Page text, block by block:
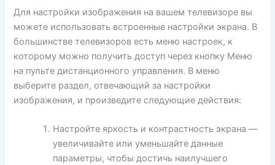
Для настройки изображения на вашем телевизоре вы
можете использовать встроенные настройки экрана. В
большинстве телевизоров есть меню настроек, к
которому можно получить доступ через кнопку Меню
на пульте дистанционного управления. В меню
выберите раздел, отвечающий за настройки
изображения, и произведите следующие действия:
Настройте яркость и контрастность экрана —
увеличивайте или уменьшайте данные
параметры, чтобы достичь наилучшего